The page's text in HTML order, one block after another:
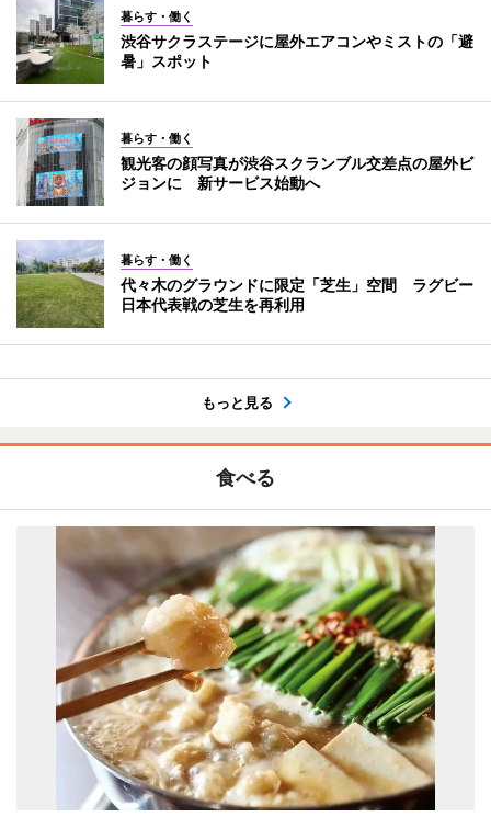
暮らす・働く
渋谷サクラステージに屋外エアコンやミストの「避
暑」スポット
暮らす・働く
観光客の顔写真が渋谷スクランブル交差点の屋外ビ
ジョンに 新サービス始動へ
暮らす・働く
代々木のグラウンドに限定「芝生」空間 ラグビー
日本代表戦の芝生を再利用
もっと見る
食べる